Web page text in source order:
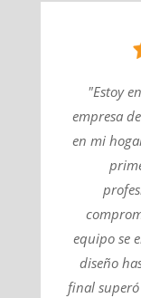
"Estoy
empresa
en mi
equipo se
diseño
final superó